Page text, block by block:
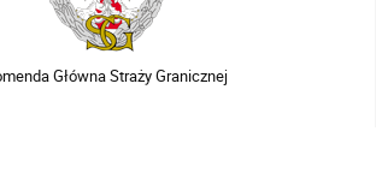
Główna Straży Granicznej